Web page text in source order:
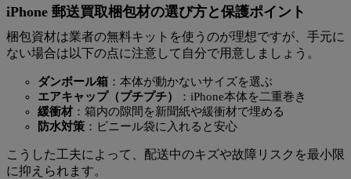
iPhone 郵送買取梱包材の選び方と保護ポイント
梱包資材は業者の無料キットを使うのが理想ですが、手元に
ない場合は以下の点に注意して自分で用意しましょう。
ダンボール箱 ：本体が動かないサイズを選ぶ
エアキャップ（プチプチ）
：iPhone本体を二重巻き
緩衝材 ：箱内の隙間を新聞紙や緩衝材で埋める
防水対策 ：ビニール袋に入れると安心
こうした工夫によって、配送中のキズや故障リスクを最小限
に抑えられます。